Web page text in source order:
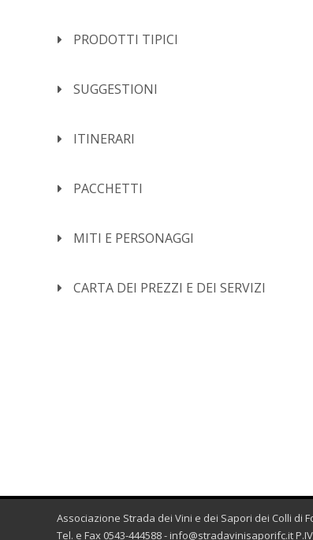
PRODOTTI TIPICI
SUGGESTIONI
ITINERARI
PACCHETTI
MITI E PERSONAGGI
CARTA DEI PREZZI E DEI SERVIZI
Associazione Strada dei Vini e dei Sapori dei Colli di
Tel. e Fax 0543-444588 - info@stradavinisaporifc.it